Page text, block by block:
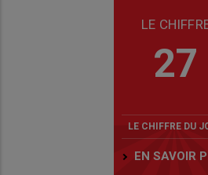
LE
27
LE CHIFFRE DU
EN SAVOIR